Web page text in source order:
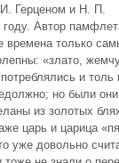
Герценом и Н. П.
Автор
времена только
«злато,
и толь
но были они
из золотых
царь и царица
уже довольно